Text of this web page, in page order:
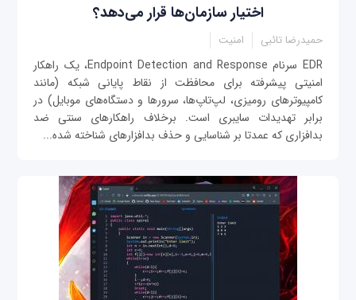
اختیار سازمان‌ها قرار می‌دهد؟
حمیدرضا تائبی امنیت
EDR سرنام Endpoint Detection and Response، یک راهکار
امنیتی پیشرفته برای محافظت از نقاط پایانی شبکه (مانند
کامپیوترهای رومیزی، لپ‌تاپ‌ها، سرورها و دستگاه‌های موبایل) در
برابر تهدیدات سایبری است. برخلاف راهکارهای سنتی ضد
بدافزاری که عمدتا بر شناسایی و حذف بدافزارهای شناخته شده...